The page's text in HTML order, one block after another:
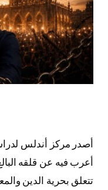
أصدر مركز أندلس
أعرب فيه عن قلقه
تتعلق بحرية الدين